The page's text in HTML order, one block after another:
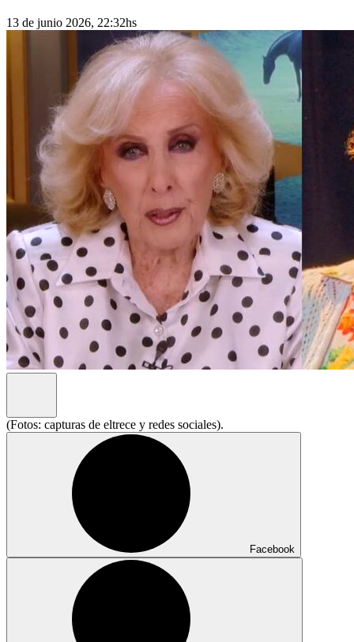
13 de junio 2026, 22:32hs
(Fotos: capturas de eltrece y redes sociales).
Facebook